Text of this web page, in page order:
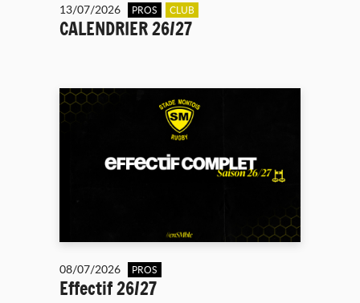
13/07/2026 PROS CLUB
CALENDRIER 26/27
08/07/2026 PROS
Effectif 26/27